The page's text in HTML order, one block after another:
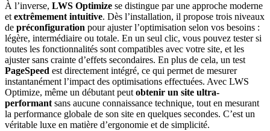
À l’inverse, LWS Optimize se distingue par une approche moderne
et extrêmement intuitive. Dès l’installation, il propose trois niveaux
de préconfiguration pour ajuster l’optimisation selon vos besoins :
légère, intermédiaire ou totale. En un seul clic, vous pouvez tester si
toutes les fonctionnalités sont compatibles avec votre site, et les
ajuster sans crainte d’effets secondaires. En plus de cela, un test
PageSpeed est directement intégré, ce qui permet de mesurer
instantanément l’impact des optimisations effectuées. Avec LWS
Optimize, même un débutant peut obtenir un site ultra-
performant sans aucune connaissance technique, tout en mesurant
la performance globale de son site en quelques secondes. C’est un
véritable luxe en matière d’ergonomie et de simplicité.